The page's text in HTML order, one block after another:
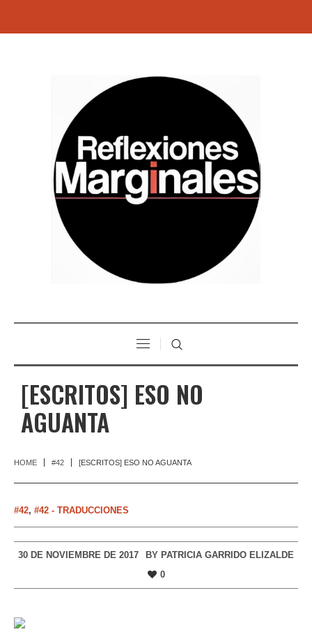
[ESCRITOS] ESO NO
AGUANTA
HOME #42 [ESCRITOS] ESO NO AGUANTA
#42, #42 - TRADUCCIONES
30 DE NOVIEMBRE DE 2017 BY PATRICIA GARRIDO ELIZALDE
0